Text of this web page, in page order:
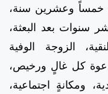
خمساً وعشرين سنة،
سنوات بعد البعثة،
الزوجة الوفية
كل غالٍ ورخيص،
ومكانةٍ اجتماعية،